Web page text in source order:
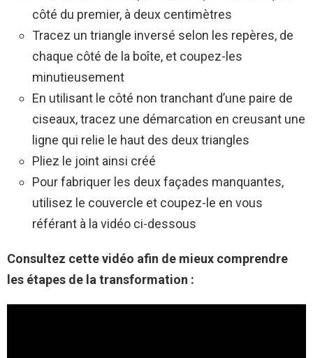
côté du premier, à deux centimètres
Tracez un triangle inversé selon les repères, de
chaque côté de la boîte, et coupez-les
minutieusement
En utilisant le côté non tranchant d’une paire de
ciseaux, tracez une démarcation en creusant une
ligne qui relie le haut des deux triangles
Pliez le joint ainsi créé
Pour fabriquer les deux façades manquantes,
utilisez le couvercle et coupez-le en vous
référant à la vidéo ci-dessous
Consultez cette vidéo afin de mieux comprendre
les étapes de la transformation :